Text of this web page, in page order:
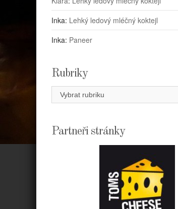
Inka: Lehký ledový mléčný koktejl
Inka: Paneer
Rubriky
Rubriky
Partneři stránky